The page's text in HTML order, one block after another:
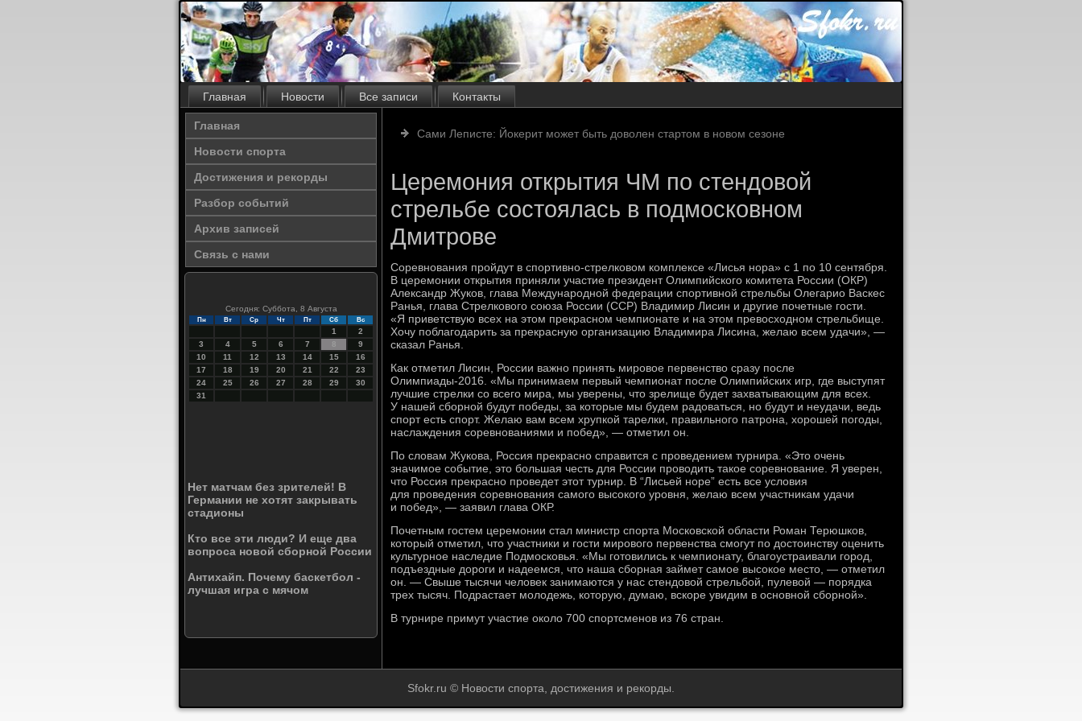
Главная Новости Все записи Контакты
Главная
Новости спорта
Достижения и рекорды
Разбор событий
Архив записей
Связь с нами
Сегодня: Суббота, 8 Августа
Пн Вт Ср Чт Пт Сб Вс
1
2
3
4 5 6 7 8
9
10
11 12 13 14 15
16
17
18 19 20 21 22
23
24
25 26 27 28 29
30
31
Нет матчам без зрителей! В
Германии не хотят закрывать
стадионы
Кто все эти люди? И еще два
вопроса новой сборной России
Антихайп. Почему баскетбол -
лучшая игра с мячом
Сами Леписте: Йокерит может быть доволен стартом в новом сезоне
Церемония открытия ЧМ по стендовой
стрельбе состоялась в подмосковном
Дмитрове
Соревнования пройдут в спортивно-стрелковом комплексе «Лисья нора» с 1 по 10 сентября.
В церемонии открытия приняли участие президент Олимпийского комитета России (ОКР)
Александр Жуков, глава Международной федерации спортивной стрельбы Олегарио Васкес
Ранья, глава Стрелкового союза России (ССР) Владимир Лисин и другие почетные гости.
«Я приветствую всех на этом прекрасном чемпионате и на этом превосходном стрельбище.
Хочу поблагодарить за прекрасную организацию Владимира Лисина, желаю всем удачи», —
сказал Ранья.
Как отметил Лисин, России важно принять мировое первенство сразу после
Олимпиады-2016. «Мы принимаем первый чемпионат после Олимпийских игр, где выступят
лучшие стрелки со всего мира, мы уверены, что зрелище будет захватывающим для всех.
У нашей сборной будут победы, за которые мы будем радоваться, но будут и неудачи, ведь
спорт есть спорт. Желаю вам всем хрупкой тарелки, правильного патрона, хорошей погоды,
наслаждения соревнованиями и побед», — отметил он.
По словам Жукова, Россия прекрасно справится с проведением турнира. «Это очень
значимое событие, это большая честь для России проводить такое соревнование. Я уверен,
что Россия прекрасно проведет этот турнир. В “Лисьей норе” есть все условия
для проведения соревнования самого высокого уровня, желаю всем участникам удачи
и побед», — заявил глава ОКР.
Почетным гостем церемонии стал министр спорта Московской области Роман Терюшков,
который отметил, что участники и гости мирового первенства смогут по достоинству оценить
культурное наследие Подмосковья. «Мы готовились к чемпионату, благоустраивали город,
подъездные дороги и надеемся, что наша сборная займет самое высокое место, — отметил
он. — Свыше тысячи человек занимаются у нас стендовой стрельбой, пулевой — порядка
трех тысяч. Подрастает молодежь, которую, думаю, вскоре увидим в основной сборной».
В турнире примут участие около 700 спортсменов из 76 стран.
Sfokr.ru © Новости спорта, достижения и рекорды.